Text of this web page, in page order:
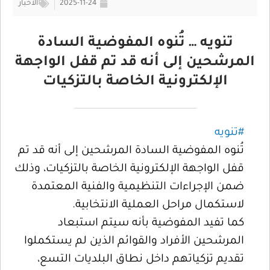
2025-11-24 الأخبار
تنويه … تُنوه المفوضية السادة
المرشحين إلى أنه قد تم قفل الواجهة
الإلكترونية الخاصة بالتزكيات
#تنويه
تُنوه المفوضية السادة المرشحين إلى أنه قد تم
قفل الواجهة الإلكترونية الخاصة بالتزكيات، وذلك
ضمن الإجراءات التنظيمية والفنية المعتمدة
لاستكمال مراحل العملية الانتخابية.
كما تفيد المفوضية بأنه سيتم استبعاد
المرشحين الأفراد والقوائم الذين لم يستكملوا
تقديم تزكياتهم داخل نطاق البلديات التسع،